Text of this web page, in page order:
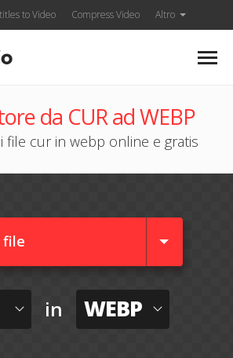
to Video Compress Video Altro
da CUR ad WEBP
file cur in webp online e gratis
file
in WEBP